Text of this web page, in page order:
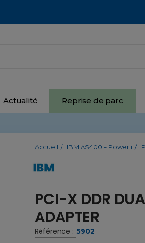
Actualité Reprise de parc
Accueil IBM AS400 – Power i
PCI-X DDR
ADAPTER
Référence : 5902